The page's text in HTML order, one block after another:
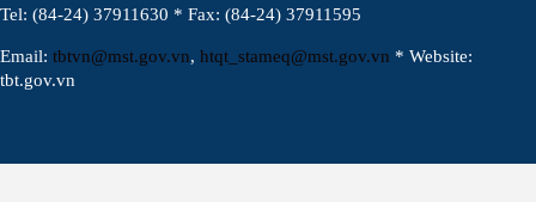
Tel: (84-24) 37911630 * Fax: (84-24) 37911595
Email: tbtvn@mst.gov.vn, htqt_stameq@mst.gov.vn * Website:
tbt.gov.vn